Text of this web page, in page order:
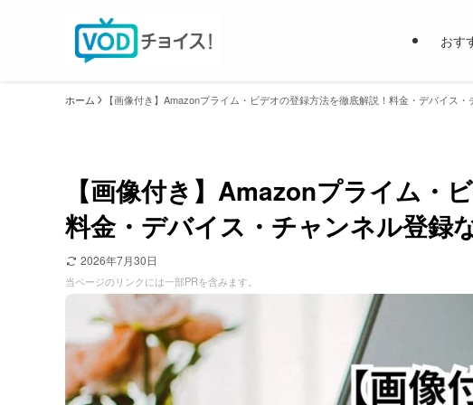
おす
ホーム 【画像付き】Amazonプライム・ビデオの登録方法を徹底解説！料金・デバイス
【画像付き】Amazonプライム・
料金・デバイス・チャンネル登録
2026年7月30日
当ページのリンクには一部PRを含みます。